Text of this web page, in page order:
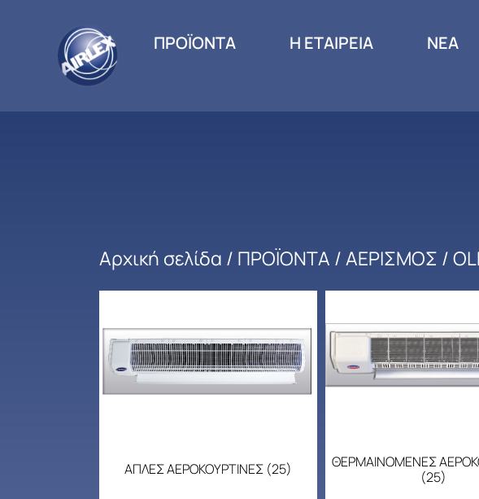
ΠΡΟΪΟΝΤΑ Η ΕΤΑΙΡΕΙΑ ΝΕΑ
Αρχική σελίδα / ΠΡΟΪΟΝΤΑ /ΑΕΡΙΣΜΟΣ /
ΑΠΛΕΣ ΑΕΡΟΚΟΥΡΤΙΝΕΣ (25)
ΘΕΡΜΑΙΝΟΜΕΝΕΣ
(25)